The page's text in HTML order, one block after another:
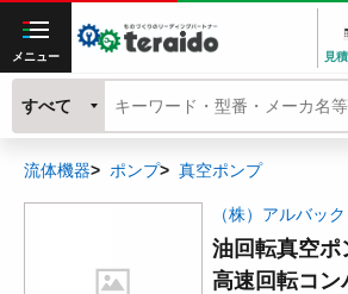
メニュー 見
すべて
流体機器 ポンプ 真空ポンプ
（株）アルバック
油回転真空ポ
高速回転コン